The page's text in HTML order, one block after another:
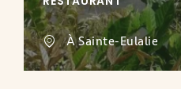
À Sainte-Eulalie